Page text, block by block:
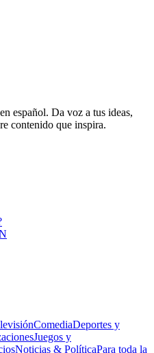
español. Da voz a tus ideas,
contenido que inspira.
ComediaDeportes y
Juegos y
Noticias & PolíticaPara toda la